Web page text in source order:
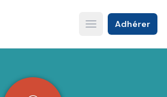
Open main menu
Adhérer